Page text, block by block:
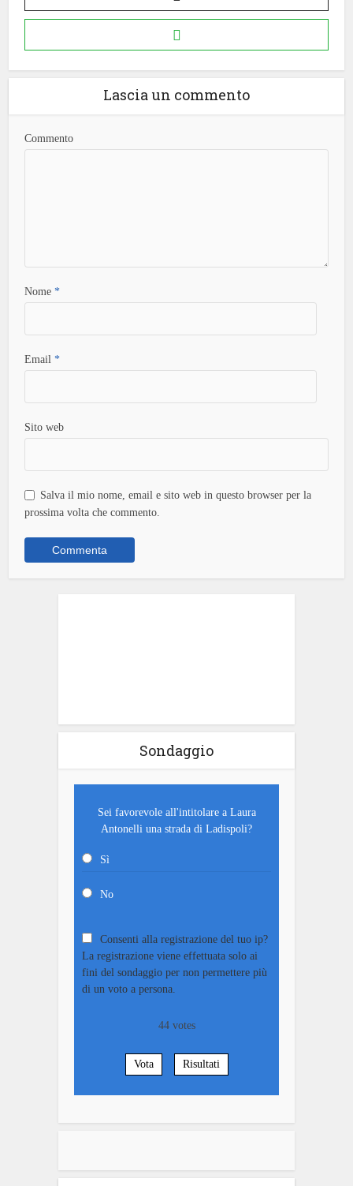
Lascia un commento
Commento
Nome*
Email*
Sito web
Salva il mio nome, email e sito web in questo browser per la
prossima volta che commento.
Sondaggio
Sei favorevole all'intitolare a Laura
Antonelli una strada di Ladispoli?
Sì
No
Consenti alla registrazione del tuo ip?
La registrazione viene effettuata solo ai
fini del sondaggio per non permettere più
di un voto a persona.
44votes
Vota Risultati